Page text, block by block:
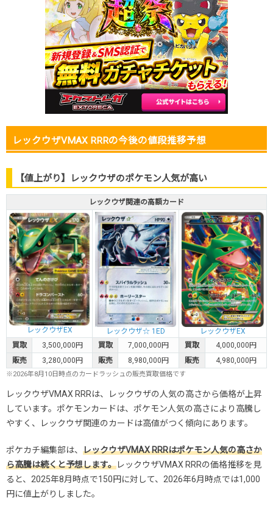
2025.12.25 450円 780円
700～800円
2025.12.15
450円 780円
700～800円
2025.12.5
450円 780円
700～800円
2025.11.25
450円 780円
700～800円
2025.11.15
400円 680円
600～700円
2025.11.5
400円 680円
600～700円
400円 680円
600～700円
1,400円 -円 1,300～1,500円
レックウザVMAX RRRの今後の値段推移予想
【値上がり】レックウザのポケモン人気が高い
レックウザ関連の高額カード
レックウザEX レックウザ☆ 1ED
レックウザEX
買取
3,500,000円 買取 7,000,000円 買取
4,000,000円
販売
3,280,000円 販売 8,980,000円 販売 4,980,000円
※2026年8月10日時点のカードラッシュの販売買取価格です
レックウザVMAX RRRは、レックウザの人気の高さから価格が上昇
しています。ポケモンカードは、ポケモン人気の高さにより高騰し
やすく、レックウザ関連のカードは高値がつく傾向にあります。
ポケカチ編集部は、 レックウザVMAX RRRはポケモン人気の高さか
ら高騰は続くと予想します。レックウザVMAX RRRの価格推移を見
ると、2025年8月時点で150円に対して、2026年6月時点では1,000
円に値上がりしました。